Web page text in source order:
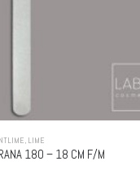
, LIME
180 – 18 CM F/M